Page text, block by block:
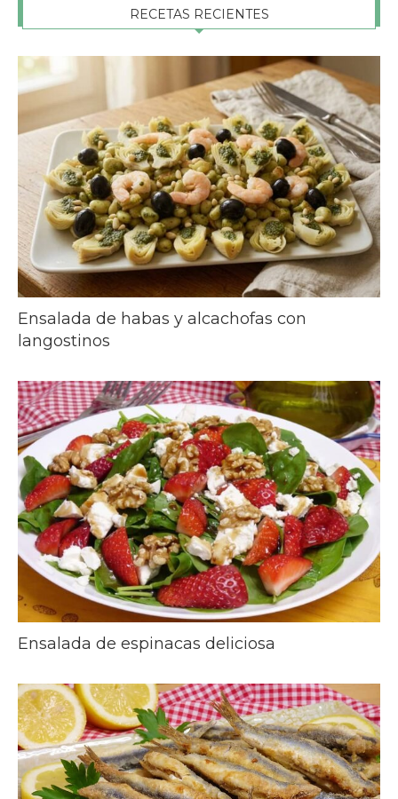
RECETAS RECIENTES
Ensalada de habas y alcachofas con
langostinos
Ensalada de espinacas deliciosa